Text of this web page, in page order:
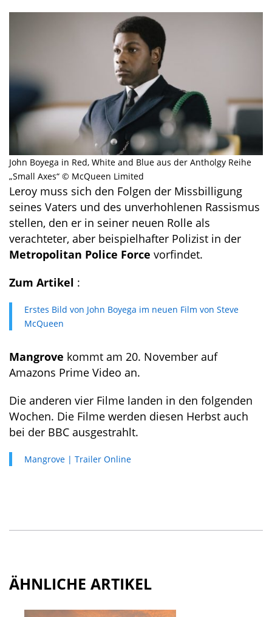
John Boyega in Red, White and Blue aus der Antholgy Reihe
„Small Axes“ © McQueen Limited
Leroy muss sich den Folgen der Missbilligung
seines Vaters und des unverhohlenen Rassismus
stellen, den er in seiner neuen Rolle als
verachteter, aber beispielhafter Polizist in der
Metropolitan Police Force vorfindet.
Zum Artikel :
Erstes Bild von John Boyega im neuen Film von Steve
McQueen
Mangrove kommt am 20. November auf
Amazons Prime Video an.
Die anderen vier Filme landen in den folgenden
Wochen. Die Filme werden diesen Herbst auch
bei der BBC ausgestrahlt.
Mangrove | Trailer Online
ÄHNLICHE ARTIKEL